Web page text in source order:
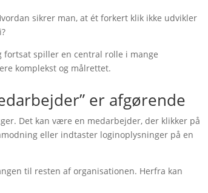
sikrer man, at ét forkert klik ikke udvikler
fortsat spiller en central rolle i mange
komplekst og målrettet.
er afgørende
Det kan være en medarbejder, der klikker på
eller indtaster loginoplysninger på en
til resten af organisationen. Herfra kan